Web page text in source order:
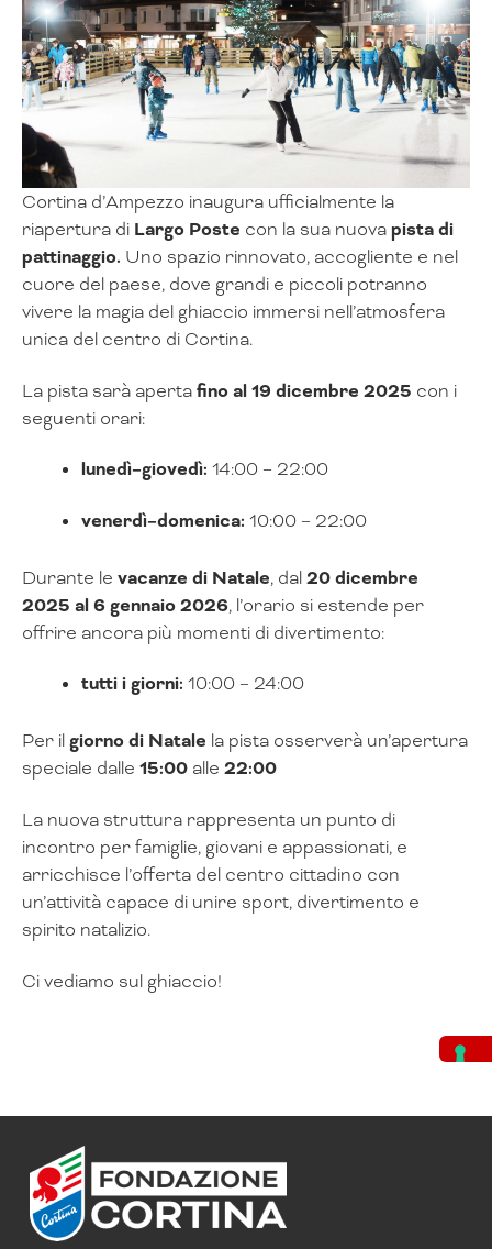
Cortina d’Ampezzo inaugura ufficialmente la
riapertura di Largo Poste con la sua nuovapista di
pattinaggio. Uno spazio rinnovato, accogliente e nel
cuore del paese, dove grandi e piccoli potranno
vivere la magia del ghiaccio immersi nell’atmosfera
unica del centro di Cortina.
La pista sarà apertafino al 19 dicembre 2025 con i
seguenti orari:
lunedì–giovedì: 14:00 – 22:00
venerdì–domenica: 10:00 – 22:00
Durante le vacanze di Natale, dal20 dicembre
2025 al 6 gennaio 2026, l’orario si estende per
offrire ancora più momenti di divertimento:
tutti i giorni: 10:00 – 24:00
Per ilgiorno di Natale la pista osserverà un’apertura
speciale dalle 15:00 alle 22:00
La nuova struttura rappresenta un punto di
incontro per famiglie, giovani e appassionati, e
arricchisce l’offerta del centro cittadino con
un’attività capace di unire sport, divertimento e
spirito natalizio.
Ci vediamo sul ghiaccio!